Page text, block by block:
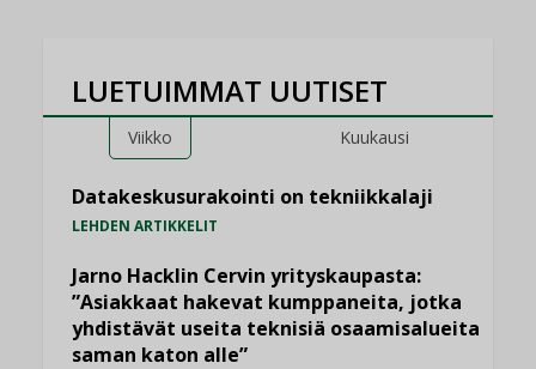
LUETUIMMAT UUTISET
Viikko Kuukausi
Datakeskusurakointi on tekniikkalaji
LEHDEN ARTIKKELIT
Jarno Hacklin Cervin yrityskaupasta:
”Asiakkaat hakevat kumppaneita, jotka
yhdistävät useita teknisiä osaamisalueita
saman katon alle”